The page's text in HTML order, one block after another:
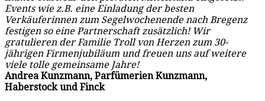
Events wie z.B. eine Einladung der besten
Verkäuferinnen zum Segelwochenende nach Bregenz
festigen so eine Partnerschaft zusätzlich! Wir
gratulieren der Familie Troll von Herzen zum 30-
jährigen Firmenjubiläum und freuen uns auf weitere
viele tolle gemeinsame Jahre!
Andrea Kunzmann, Parfümerien Kunzmann,
Haberstock und Finck